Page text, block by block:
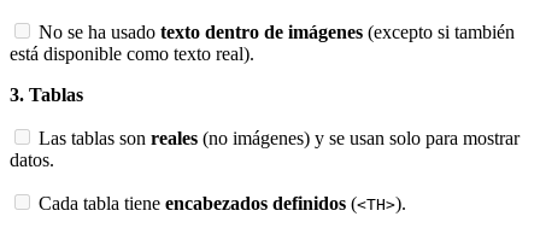
No se ha usado texto dentro de imágenes (excepto si también
está disponible como texto real).
3. Tablas
Las tablas son reales (no imágenes) y se usan solo para mostrar
datos.
Cada tabla tiene encabezados definidos (<TH>).